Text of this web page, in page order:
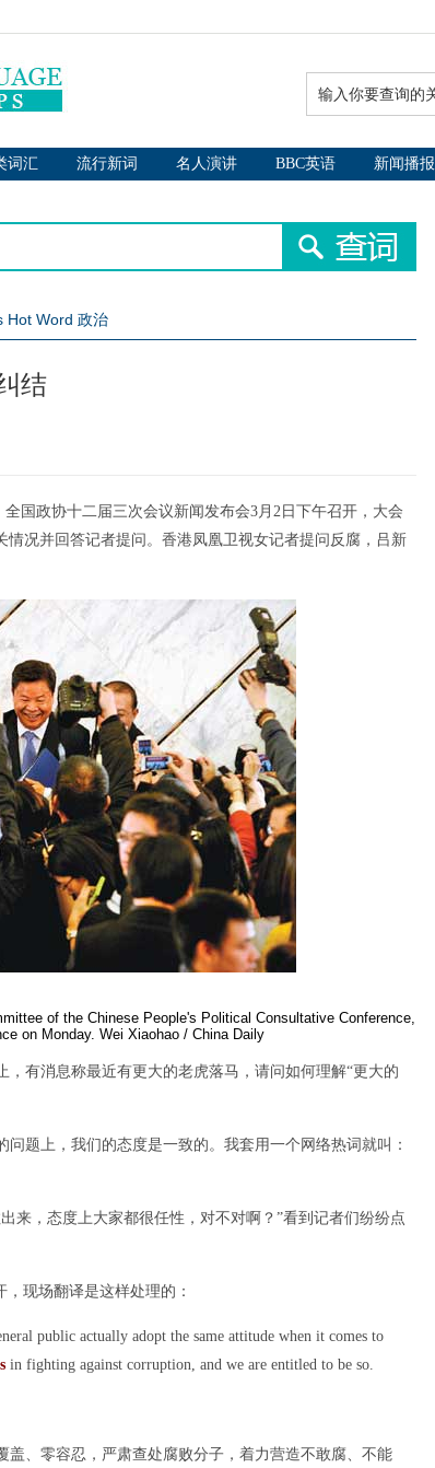
词汇 流行新词 名人演讲 BBC英语 新闻播报
Hot Word 政治
结
国政协十二届三次会议新闻发布会3月2日下午召开，大会
况并回答记者提问。香港凤凰卫视女记者提问反腐，吕新
of the Chinese People's Political Consultative Conference,
on Monday. Wei Xiaohao / China Daily
有消息称最近有更大的老虎落马，请问如何理解“更大的
题上，我们的态度是一致的。我套用一个网络热词就叫：
来，态度上大家都很任性，对不对啊？”看到记者们纷纷点
现场翻译是这样处理的：
public actually adopt the same attitude when it comes to
in fighting against corruption, and we are entitled to be so.
盖、零容忍，严肃查处腐败分子，着力营造不敢腐、不能